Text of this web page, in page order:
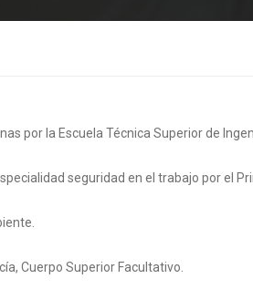
por la Escuela Técnica Superior de
seguridad en el trabajo por el
Cuerpo Superior Facultativo.